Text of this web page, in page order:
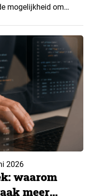
mogelijkheid om
waar komt de
op jouw
2026
waarom
meer